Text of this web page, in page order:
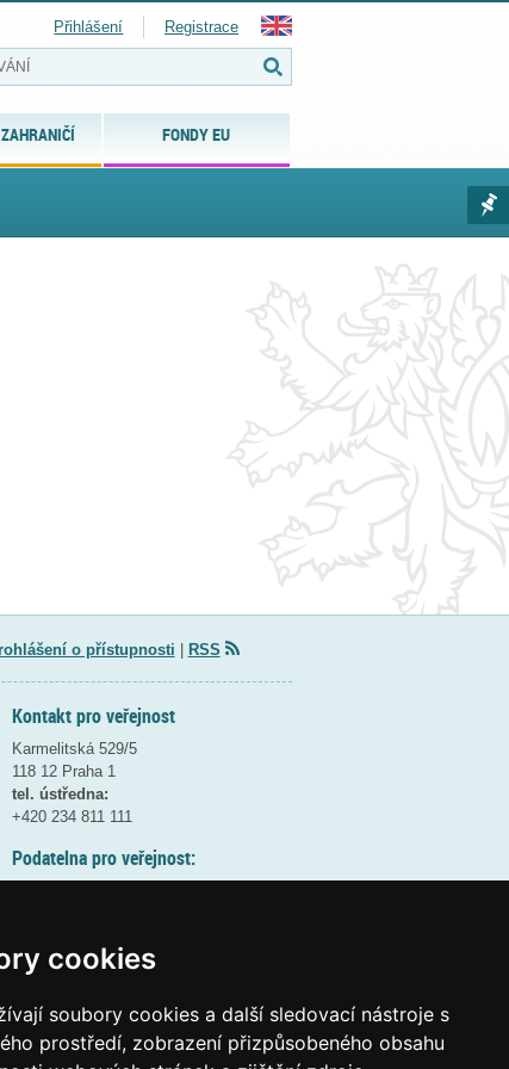
cookies
soubory cookies a další sledovací nástroje s
prostředí, zobrazení přizpůsobeného obsahu
FONDY EU
Přihlášení Registrace
o přístupnosti RSS
Kontakt pro veřejnost
Karmelitská 529/5
118 12 Praha 1
tel. ústředna:
+420 234 811 111
Podatelna pro veřejnost:
(více informací
Elektronická podatelna: